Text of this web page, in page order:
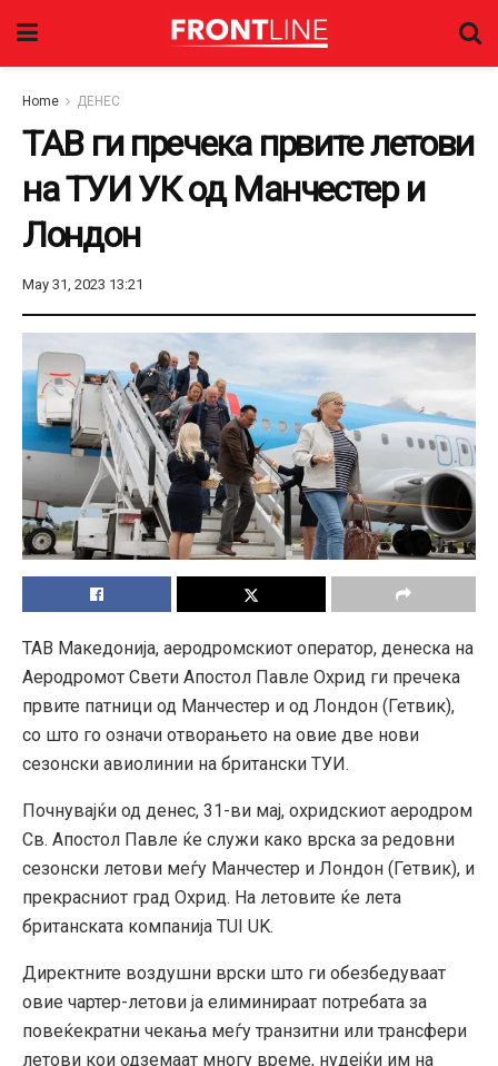
Home ДЕНЕС
ТАВ ги пречека првите летови
на ТУИ УК од Манчестер и
Лондон
May 31, 2023 13:21
ТАВ Македонија, аеродромскиот оператор, денеска на
Аеродромот Свети Апостол Павле Охрид ги пречека
првите патници од Манчестер и од Лондон (Гетвик),
со што го означи отворањето на овие две нови
сезонски авиолинии на британски ТУИ.
Почнувајќи од денес, 31-ви мај, охридскиот аеродром
Св. Апостол Павле ќе служи како врска за редовни
сезонски летови меѓу Манчестер и Лондон (Гетвик), и
прекрасниот град Охрид. На летовите ќе лета
британската компанија TUI UK.
Директните воздушни врски што ги обезбедуваат
овие чартер-летови ја елиминираат потребата за
повеќекратни чекања меѓу транзитни или трансфери
летови кои одземаат многу време, нудејќи им на